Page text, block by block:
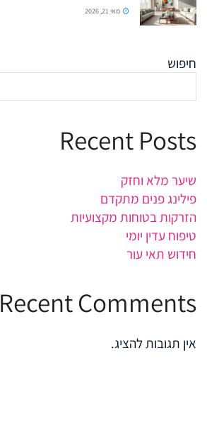
מאי 21, 2026
חיפוש
Recent Posts
שיער מלא וחזק
פילינג פנים מתקדם
הזרקות בטוחות מקצועיות
טיפוח עדין יומי
חידוש תאי עור
Recent Comments
אין תגובות להציג.